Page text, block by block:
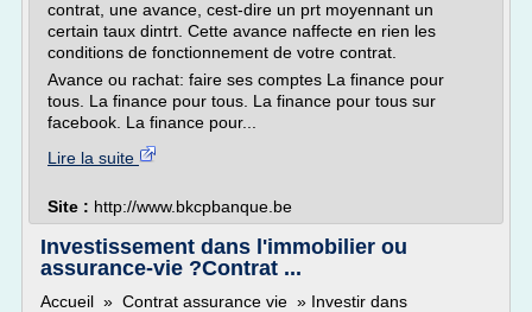
contrat, une avance, cest-dire un prt moyennant un
certain taux dintrt. Cette avance naffecte en rien les
conditions de fonctionnement de votre contrat.
Avance ou rachat: faire ses comptes La finance pour
tous. La finance pour tous. La finance pour tous sur
facebook. La finance pour...
Lire la suite
Site : http://www.bkcpbanque.be
Investissement dans l'immobilier ou
assurance-vie ?Contrat ...
Accueil » Contrat assurance vie » Investir dans